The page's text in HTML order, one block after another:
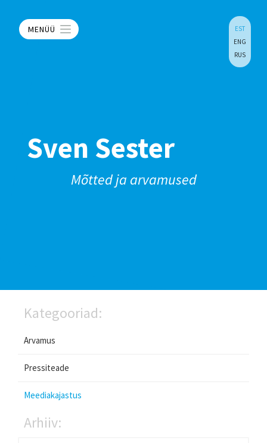
MENÜÜ
EST
ENG
RUS
Sven Sester
Mõtted ja arvamused
Kategooriad:
Arvamus
Pressiteade
Meediakajastus
Arhiiv: